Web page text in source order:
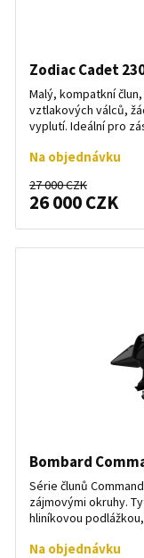
Zodiac Cadet
Malý, kompatkní
vztlakových válců,
vyplutí. Ideální pro
Na objednávku
27 000 CZK
26 000 CZK
Bombard
Série člunů
zájmovými okruhy.
hliníkovou
Na objednávku